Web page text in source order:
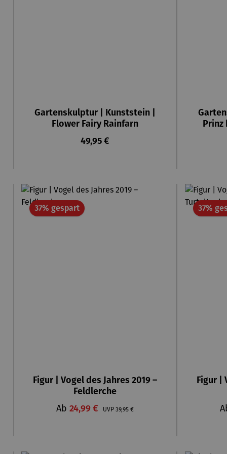
Gartenskulptur | Kunststein |
Flower Fairy Rainfarn
Regulärer Preis:
49,95 €
Prinz
37% gespartRabatt
Figur | Vogel des Jahres 2019 –
Feldlerche
Verkaufspreis:
Ab 24,99 € UVP Regulärer Preis:
39,95 €
37%
Figur |